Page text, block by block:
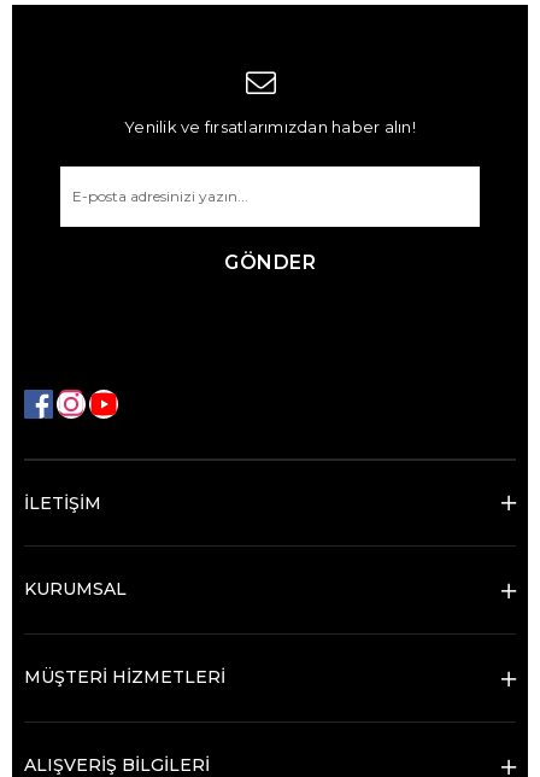
Yenilik ve fırsatlarımızdan haber alın!
GÖNDER
İLETİŞİM
KURUMSAL
MÜŞTERİ HİZMETLERİ
ALIŞVERİŞ BİLGİLERİ